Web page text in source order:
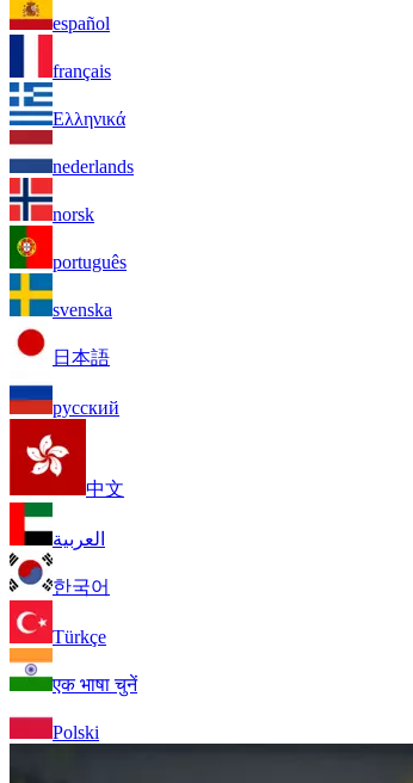
español
français
Ελληνικά
nederlands
norsk
português
svenska
日本語
русский
中文
العربية
한국어
Türkçe
एक भाषा चुनें
Polski